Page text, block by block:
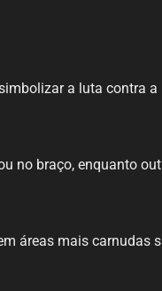
a luta contra a
no braço, enquanto
áreas mais carnudas